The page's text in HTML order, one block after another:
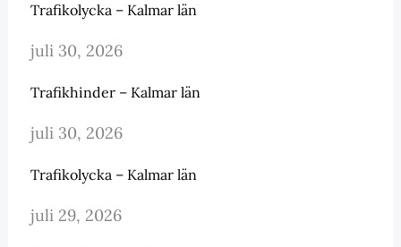
Trafikolycka – Kalmar län
juli 30, 2026
Trafikhinder – Kalmar län
juli 30, 2026
Trafikolycka – Kalmar län
juli 29, 2026